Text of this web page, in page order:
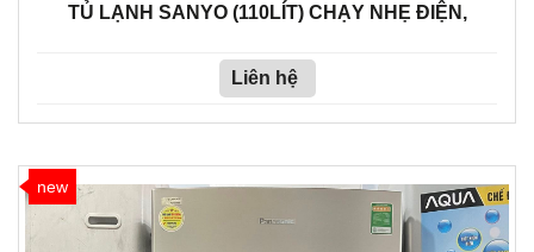
TỦ LẠNH SANYO (110LÍT) CHẠY NHẸ ĐIỆN,
Liên hệ
new